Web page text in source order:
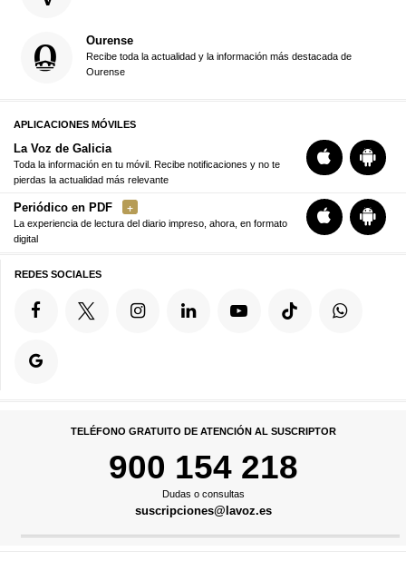
Ourense
Recibe toda la actualidad y la información más destacada de
Ourense
APLICACIONES MÓVILES
La Voz de Galicia
Toda la información en tu móvil. Recibe notificaciones y no te
pierdas la actualidad más relevante
Periódico en PDF
La experiencia de lectura del diario impreso, ahora, en formato
digital
REDES SOCIALES
TELÉFONO GRATUITO DE ATENCIÓN AL SUSCRIPTOR
900 154 218
Dudas o consultas
suscripciones@lavoz.es